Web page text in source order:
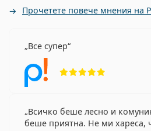
Прочетете повече мнения на
Все супер
Всичко беше лесно и
беше приятна. Не ми хареса,